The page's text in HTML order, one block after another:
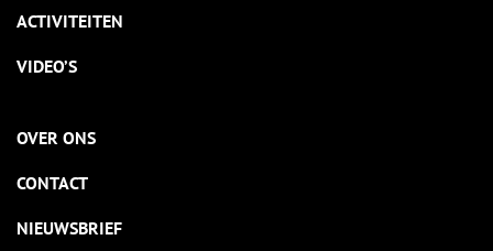
ACTIVITEITEN
VIDEO’S
OVER ONS
CONTACT
NIEUWSBRIEF